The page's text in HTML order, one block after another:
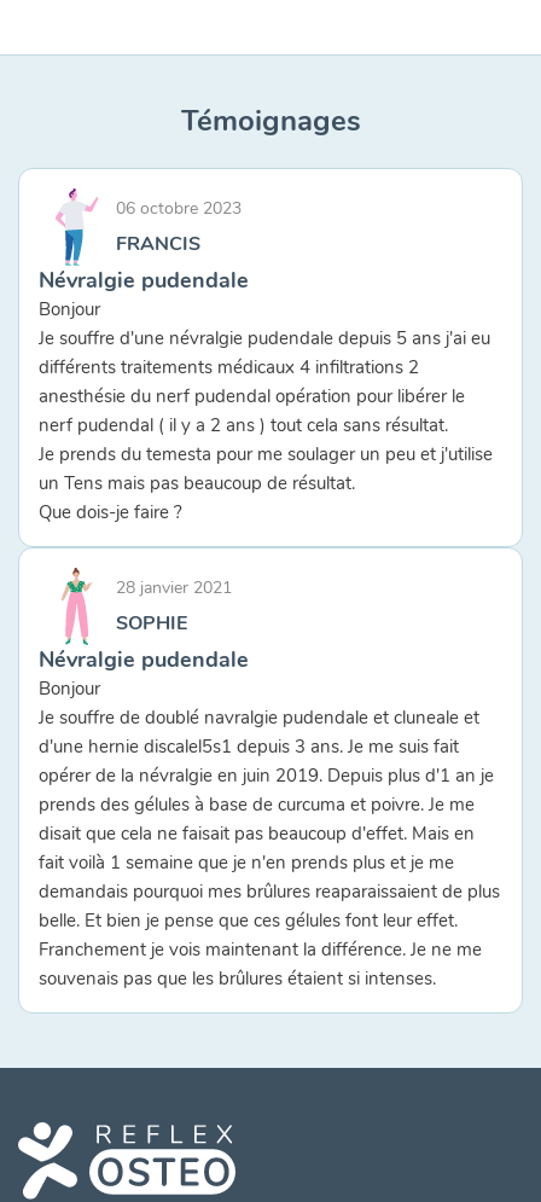
Témoignages
06 octobre 2023
FRANCIS
Névralgie pudendale
Bonjour
Je souffre d'une névralgie pudendale depuis 5 ans j'ai eu
différents traitements médicaux 4 infiltrations 2
anesthésie du nerf pudendal opération pour libérer le
nerf pudendal ( il y a 2 ans ) tout cela sans résultat.
Je prends du temesta pour me soulager un peu et j'utilise
un Tens mais pas beaucoup de résultat.
Que dois-je faire ?
28 janvier 2021
SOPHIE
Névralgie pudendale
Bonjour
Je souffre de doublé navralgie pudendale et cluneale et
d'une hernie discalel5s1 depuis 3 ans. Je me suis fait
opérer de la névralgie en juin 2019. Depuis plus d'1 an je
prends des gélules à base de curcuma et poivre. Je me
disait que cela ne faisait pas beaucoup d'effet. Mais en
fait voilà 1 semaine que je n'en prends plus et je me
demandais pourquoi mes brûlures reaparaissaient de plus
belle. Et bien je pense que ces gélules font leur effet.
Franchement je vois maintenant la différence. Je ne me
souvenais pas que les brûlures étaient si intenses.